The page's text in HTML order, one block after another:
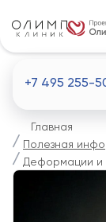
+7 495 255-
Главная
Полезная
Деформации и